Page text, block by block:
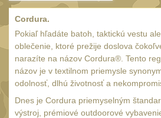
Čištění38
AR15
AK47 10
.22
.223 (5.56mm)9
.243 .260 (6.5mm)
Cordura.
Pokiaľ hľadáte batoh, taktickú vestu
oblečenie, ktoré prežije doslova
narazíte na názov Cordura®. Tento
názov je v textilnom priemysle
odolnosť, dlhú životnosť a
Dnes je Cordura priemyselným
výstroj, prémiové outdoorové